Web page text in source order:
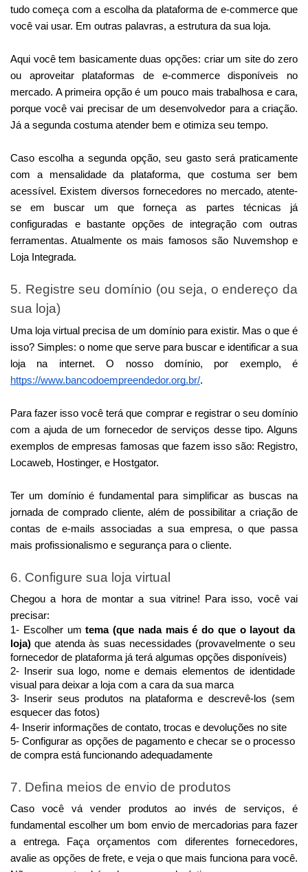
tudo começa com a escolha da plataforma de e-commerce que
você vai usar. Em outras palavras, a estrutura da sua loja.
Aqui você tem basicamente duas opções: criar um site do zero
ou aproveitar plataformas de e-commerce disponíveis no
mercado. A primeira opção é um pouco mais trabalhosa e cara,
porque você vai precisar de um desenvolvedor para a criação.
Já a segunda costuma atender bem e otimiza seu tempo.
Caso escolha a segunda opção, seu gasto será praticamente
com a mensalidade da plataforma, que costuma ser bem
acessível. Existem diversos fornecedores no mercado, atente-
se em buscar um que forneça as partes técnicas já
configuradas e bastante opções de integração com outras
ferramentas. Atualmente os mais famosos são Nuvemshop e
Loja Integrada.
5. Registre seu domínio (ou seja, o endereço da
sua loja)
Uma loja virtual precisa de um domínio para existir. Mas o que é
isso? Simples: o nome que serve para buscar e identificar a sua
https://www.bancodoempreendedor.org.br/.
Para fazer isso você terá que comprar e registrar o seu domínio
com a ajuda de um fornecedor de serviços desse tipo. Alguns
exemplos de empresas famosas que fazem isso são: Registro,
Locaweb, Hostinger, e Hostgator.
Ter um domínio é fundamental para simplificar as buscas na
jornada de comprado cliente, além de possibilitar a criação de
contas de e-mails associadas a sua empresa, o que passa
mais profissionalismo e segurança para o cliente.
6. Configure sua loja virtual
Chegou a hora de montar a sua vitrine! Para isso, você vai
precisar:
1- Escolher um tema (que nada mais é do que o layout da
loja) que atenda às suas necessidades (provavelmente o seu
fornecedor de plataforma já terá algumas opções disponíveis)
2- Inserir sua logo, nome e demais elementos de identidade
visual para deixar a loja com a cara da sua marca
3- Inserir seus produtos na plataforma e descrevê-los (sem
esquecer das fotos)
4- Inserir informações de contato, trocas e devoluções no site
5- Configurar as opções de pagamento e checar se o processo
de compra está funcionando adequadamente
7. Defina meios de envio de produtos
Caso você vá vender produtos ao invés de serviços, é
fundamental escolher um bom envio de mercadorias para fazer
a entrega. Faça orçamentos com diferentes fornecedores,
avalie as opções de frete, e veja o que mais funciona para você.